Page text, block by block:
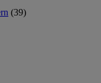
(39)